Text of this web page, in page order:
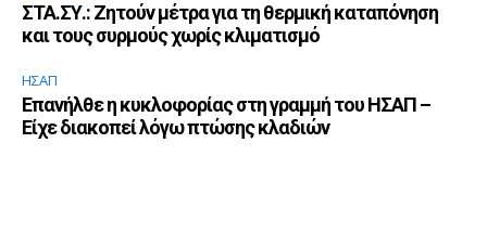
ΣΤΑ.ΣΥ.: Ζητούν μέτρα για τη θερμική καταπόνηση
και τους συρμούς χωρίς κλιματισμό
ΗΣΑΠ
Επανήλθε η κυκλοφορίας στη γραμμή του ΗΣΑΠ –
Είχε διακοπεί λόγω πτώσης κλαδιών